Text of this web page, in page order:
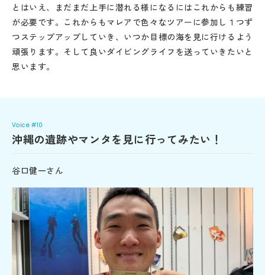
とはいえ、まだまだ上手に潜れる様になるにはこれからも練習
が必要です。これからもマレアで色々なツアーに参加し１つず
つステップアップしていき、いつか目標の海を見に行けるよう
頑張ります。そして良いダイビングライフを送っていきたいと
思います。
Voice #10
沖縄の遺跡やマンタを見に行ってみたい！
谷口健一さん